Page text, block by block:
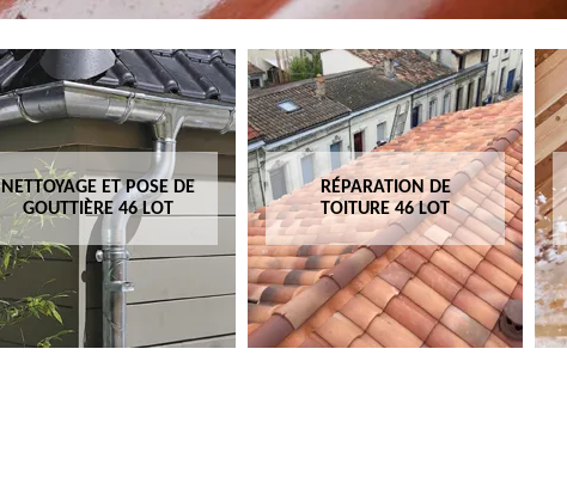
NETTOYAGE ET POSE DE
GOUTTIÈRE 46 LOT
RÉPARATION DE
TOITURE 46 LOT